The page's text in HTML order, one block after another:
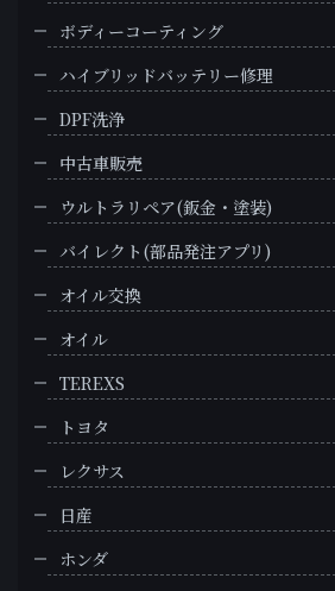
ボディーコーティング
ハイブリッドバッテリー修理
DPF洗浄
中古車販売
ウルトラリペア(鈑金・塗装)
バイレクト(部品発注アプリ)
オイル交換
オイル
TEREXS
トヨタ
レクサス
日産
ホンダ